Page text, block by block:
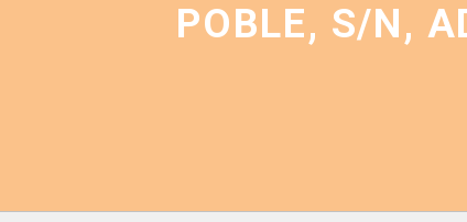
POBLE, S/N,